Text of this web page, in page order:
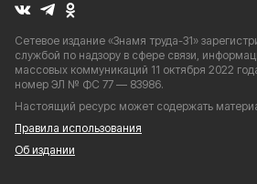
Сетевое издание «Знамя труда-31»
службой по надзору в сфере связи,
массовых коммуникаций 11 октября 2022
номер ЭЛ № ФС 77 — 83986.
Настоящий ресурс может содержать
Правила использования
Об издании